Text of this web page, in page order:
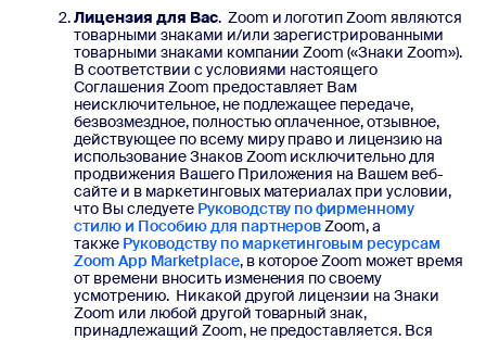
Лицензия для Вас. Zoom и логотип Zoom являются
товарными знаками и/или зарегистрированными
товарными знаками компании Zoom («Знаки Zoom»).
В соответствии с условиями настоящего
Соглашения Zoom предоставляет Вам
неисключительное, не подлежащее передаче,
безвозмездное, полностью оплаченное, отзывное,
действующее по всему миру право и лицензию на
использование Знаков Zoom исключительно для
продвижения Вашего Приложения на Вашем веб-
сайте и в маркетинговых материалах при условии,
что Вы следуете Руководству по фирменному
стилю и Пособию для партнеровZoom, а
также Руководству по маркетинговым ресурсам
Zoom App Marketplace, в которое Zoom может время
от времени вносить изменения по своему
усмотрению. Никакой другой лицензии на Знаки
Zoom или любой другой товарный знак,
принадлежащий Zoom, не предоставляется. Вся